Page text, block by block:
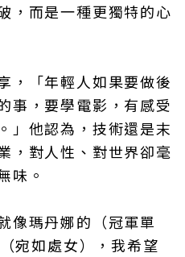
，而是一種更獨特的心
，「年輕人如果要做後
事，要學電影，有感受
」他認為，技術還是末
，對人性、對世界卻毫
味。
像瑪丹娜的（冠軍單
宛如處女），我希望